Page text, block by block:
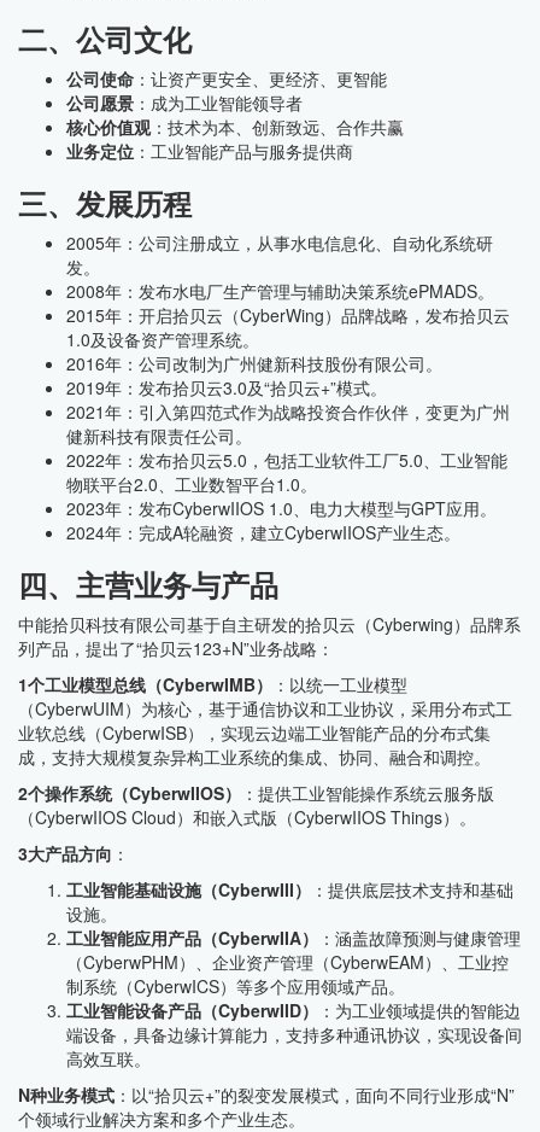
二、公司文化
公司使命 ：让资产更安全、更经济、更智能
公司愿景 ：成为工业智能领导者
核心价值观：技术为本、创新致远、合作共赢
业务定位 ：工业智能产品与服务提供商
三、发展历程
2005年：公司注册成立，从事水电信息化、自动化系统研
发。
2008年：发布水电厂生产管理与辅助决策系统ePMADS。
2015年：开启拾贝云（CyberWing）品牌战略，发布拾贝云
1.0及设备资产管理系统。
2016年：公司改制为广州健新科技股份有限公司。
2019年：发布拾贝云3.0及“拾贝云+”模式。
2021年：引入第四范式作为战略投资合作伙伴，变更为广州
健新科技有限责任公司。
2022年：发布拾贝云5.0，包括工业软件工厂5.0、工业智能
物联平台2.0、工业数智平台1.0。
2023年：发布CyberwIIOS 1.0、电力大模型与GPT应用。
2024年：完成A轮融资，建立CyberwIIOS产业生态。
四、主营业务与产品
中能拾贝科技有限公司基于自主研发的拾贝云（Cyberwing）品牌系
列产品，提出了“拾贝云123+N”业务战略：
1个工业模型总线（CyberwIMB）
：以统一工业模型
（CyberwUIM）为核心，基于通信协议和工业协议，采用分布式工
业软总线（CyberwISB），实现云边端工业智能产品的分布式集
成，支持大规模复杂异构工业系统的集成、协同、融合和调控。
2个操作系统（CyberwIIOS）
：提供工业智能操作系统云服务版
（CyberwIIOS Cloud）和嵌入式版（CyberwIIOS Things）。
3大产品方向 ：
工业智能基础设施（CyberwIII）
：提供底层技术支持和基础
设施。
工业智能应用产品（CyberwIIA）
：涵盖故障预测与健康管理
（CyberwPHM）、企业资产管理（CyberwEAM）、工业控
制系统（CyberwICS）等多个应用领域产品。
工业智能设备产品（CyberwIID）
：为工业领域提供的智能边
端设备，具备边缘计算能力，支持多种通讯协议，实现设备间
高效互联。
N种业务模式 ：以“拾贝云+”的裂变发展模式，面向不同行业形成“N”
个领域行业解决方案和多个产业生态。